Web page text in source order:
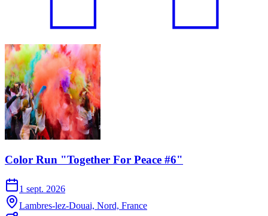
Color Run "Together For Peace #6"
1 sept. 2026
Lambres-lez-Douai, Nord, France